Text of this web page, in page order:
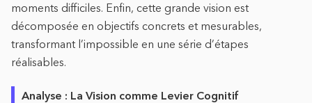
moments difficiles. Enfin, cette grande vision est
décomposée en objectifs concrets et mesurables,
transformant l’impossible en une série d’étapes
réalisables.
Analyse : La Vision comme Levier Cognitif